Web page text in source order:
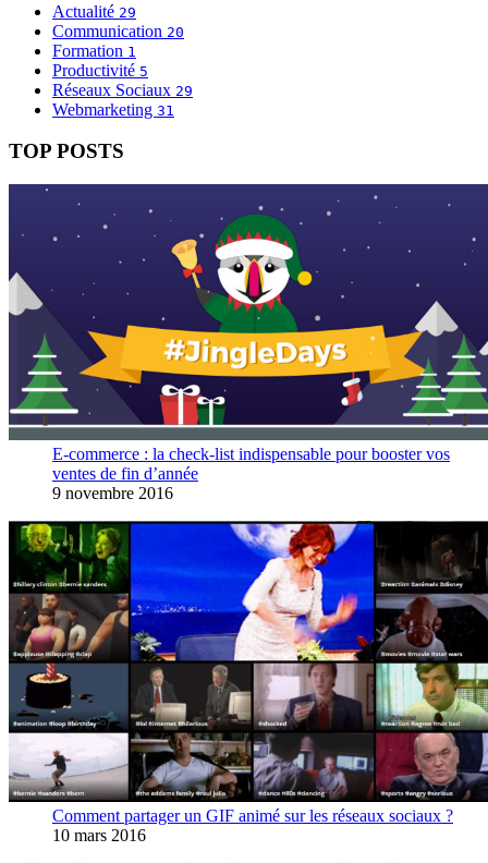
Actualité 29
Communication 20
Formation 1
Productivité 5
Réseaux Sociaux 29
Webmarketing 31
TOP POSTS
E-commerce : la check-list indispensable pour booster vos
ventes de fin d’année
9 novembre 2016
Comment partager un GIF animé sur les réseaux sociaux ?
10 mars 2016